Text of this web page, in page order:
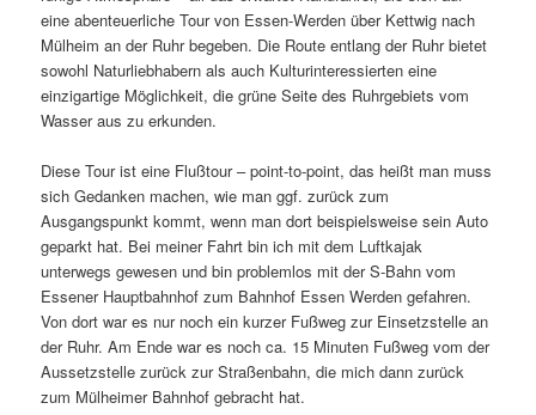
eine abenteuerliche Tour von Essen-Werden über Kettwig nach
Mülheim an der Ruhr begeben. Die Route entlang der Ruhr bietet
sowohl Naturliebhabern als auch Kulturinteressierten eine
einzigartige Möglichkeit, die grüne Seite des Ruhrgebiets vom
Wasser aus zu erkunden.
Diese Tour ist eine Flußtour – point-to-point, das heißt man muss
sich Gedanken machen, wie man ggf. zurück zum
Ausgangspunkt kommt, wenn man dort beispielsweise sein Auto
geparkt hat. Bei meiner Fahrt bin ich mit dem Luftkajak
unterwegs gewesen und bin problemlos mit der S-Bahn vom
Essener Hauptbahnhof zum Bahnhof Essen Werden gefahren.
Von dort war es nur noch ein kurzer Fußweg zur Einsetzstelle an
der Ruhr. Am Ende war es noch ca. 15 Minuten Fußweg vom der
Aussetzstelle zurück zur Straßenbahn, die mich dann zurück
zum Mülheimer Bahnhof gebracht hat.